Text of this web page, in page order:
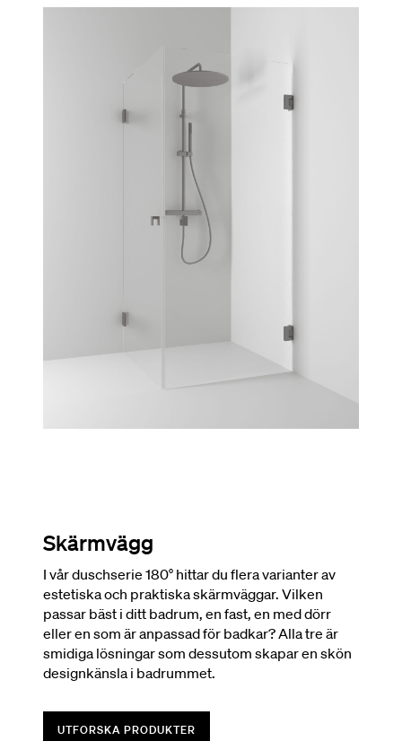
Skärmvägg
I vår duschserie 180° hittar du flera varianter av
estetiska och praktiska skärmväggar. Vilken
passar bäst i ditt badrum, en fast, en med dörr
eller en som är anpassad för badkar? Alla tre är
smidiga lösningar som dessutom skapar en skön
designkänsla i badrummet.
UTFORSKA PRODUKTER